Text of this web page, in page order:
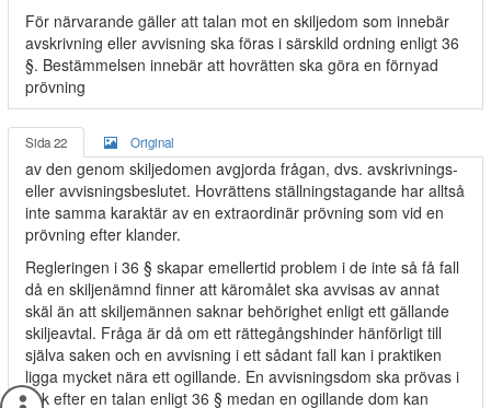
För närvarande gäller att talan mot en skiljedom som innebär
avskrivning eller avvisning ska föras i särskild ordning enligt 36
§. Bestämmelsen innebär att hovrätten ska göra en förnyad
prövning
Sida 22 Original
av den genom skiljedomen avgjorda frågan, dvs. avskrivnings-
eller avvisningsbeslutet. Hovrättens ställningstagande har alltså
inte samma karaktär av en extraordinär prövning som vid en
prövning efter klander.
Regleringen i 36 § skapar emellertid problem i de inte så få fall
då en skiljenämnd finner att käromålet ska avvisas av annat
skäl än att skiljemännen saknar behörighet enligt ett gällande
skiljeavtal. Fråga är då om ett rättegångshinder hänförligt till
själva saken och en avvisning i ett sådant fall kan i praktiken
ligga mycket nära ett ogillande. En avvisningsdom ska prövas i
sak efter en talan enligt 36 § medan en ogillande dom kan